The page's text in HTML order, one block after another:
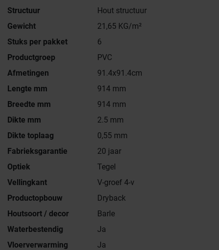
Structuur
Hout structuur
Gewicht
21,65 KG/m²
Stuks per pakket
6
Productgroep
PVC
Afmetingen
91.4x91.4cm
Lengte mm
914 mm
Breedte mm
914 mm
Dikte mm
2.5 mm
Dikte toplaag
0,55 mm
Fabrieksgarantie
20 jaar
Optiek
Tegel
Vellingkant
V-groef 4-v
Productopbouw
Dryback
Houtsoort / decor
Barle
Waterbestendig
Ja
Vloerverwarming
Ja